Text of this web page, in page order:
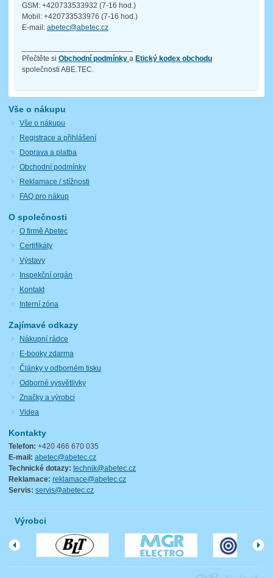
GSM: +420733533932 (7-16 hod.)
Mobil: +420733533976 (7-16 hod.)
E-mail: abetec@abetec.cz
Přečtěte si Obchodní podmínky a Etický kodex obchodu
společnosti ABE.TEC.
Vše o nákupu
Vše o nákupu
Registrace a přihlášení
Doprava a platba
Obchodní podmínky
Reklamace / stížnosti
FAQ pro nákup
O společnosti
O firmě Abetec
Certifikáty
Výstavy
Inspekční orgán
Kontakt
Interní zóna
Zajímavé odkazy
Nákupní rádce
E-booky zdarma
Články v odborném tisku
Odborné vysvětlivky
Značky a výrobci
Videa
Kontakty
Telefon: +420 466 670 035
E-mail: abetec@abetec.cz
Technické dotazy: technik@abetec.cz
Reklamace: reklamace@abetec.cz
Servis: servis@abetec.cz
Výrobci